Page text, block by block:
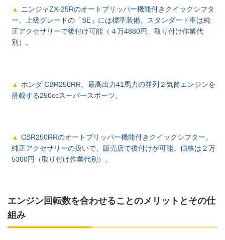
ニンジャZX-25Rのオートブリッパー機能付きクイックシフタ
ー。上級グレードの「SE」には標準装備、スタンダード車は純
正アクセサリーで後付け可能（４万4880円、取り付け作業代
別）。
ホンダ CBR250RR。最高出力41馬力の並列２気筒エンジンを
搭載する250ccスーパースポーツ。
CBR250RRのオートブリッパー機能付きクイックシフター。
純正アクセサリーの扱いで、販売店で後付けが可能。価格は２万
5300円（取り付け作業代別）。
エンジン回転数を合わせることのメリットとその仕
組み